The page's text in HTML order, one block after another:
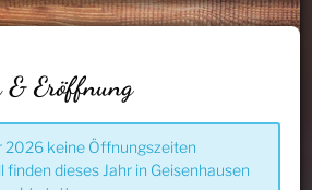
& Eröffnung
2026 keine Öffnungszeiten
finden dieses Jahr in Geisenhausen